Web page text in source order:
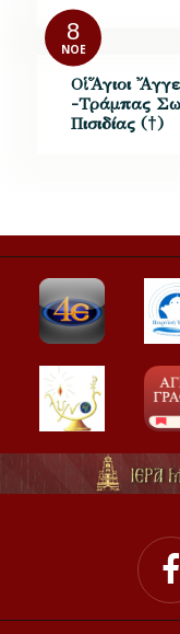
8
ΝΟΈ
Οἱ Ἅγιοι
-Τράμπας
Πισιδίας (†)